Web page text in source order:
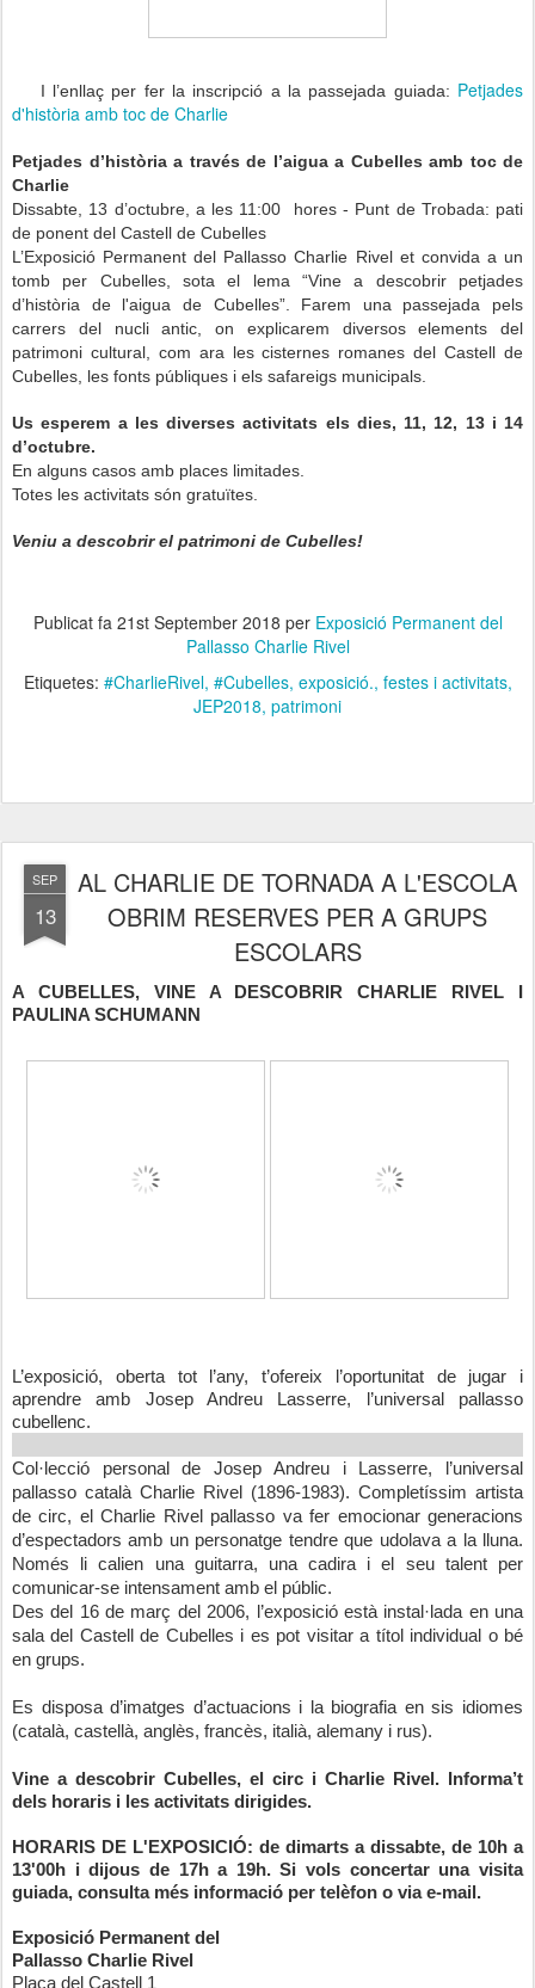
I l’enllaç per fer la inscripció a la passejada guiada: Petjades
d'història amb toc de Charlie
Petjades d’història a través de l’aigua a Cubelles amb toc de
Charlie
Dissabte, 13 d’octubre, a les 11:00 hores - Punt de Trobada: pati
de ponent del Castell de Cubelles
L’Exposició Permanent del Pallasso Charlie Rivel et convida a un
tomb per Cubelles, sota el lema “Vine a descobrir petjades
d’història de l'aigua de Cubelles”. Farem una passejada pels
carrers del nucli antic, on explicarem diversos elements del
patrimoni cultural, com ara les cisternes romanes del Castell de
Cubelles, les fonts públiques i els safareigs municipals.
Us esperem a les diverses activitats els dies, 11, 12, 13 i 14
d’octubre.
En alguns casos amb places limitades.
Totes les activitats són gratuïtes.
Veniu a descobrir el patrimoni de Cubelles!
Publicat fa 21st September 2018 per Exposició Permanent del
Pallasso Charlie Rivel
Etiquetes: #CharlieRivel #Cubelles exposició. festes i activitats
JEP2018 patrimoni
SEP
13
AL CHARLIE DE TORNADA A L'ESCOLA
OBRIM RESERVES PER A GRUPS
ESCOLARS
A CUBELLES, VINE A DESCOBRIR CHARLIE RIVEL I
PAULINA SCHUMANN
L’exposició, oberta tot l’any, t’ofereix l’oportunitat de jugar i
aprendre amb Josep Andreu Lasserre, l’universal pallasso
cubellenc.
Col·lecció personal deJosep Andreui Lasserre, l’universal
pallasso català Charlie Rivel (1896-1983). Completíssim artista
de circ, el Charlie Rivel pallasso va fer emocionar generacions
d’espectadors amb un personatge tendre que udolava a la lluna.
Només li calien una guitarra, una cadira i el seu talent per
comunicar-se intensament amb el públic.
Des del 16 de març del 2006, l’exposició està instal·lada en una
sala del Castell de Cubelles i es pot visitar a títol individual o bé
en grups.
Es disposa d’imatges d’actuacions i la biografia en sis idiomes
(català, castellà, anglès, francès, italià, alemany i rus).
Vine a descobrir Cubelles, el circ i Charlie Rivel. Informa’t
dels horaris i les activitats dirigides.
HORARIS DE L'EXPOSICIÓ: de dimarts a dissabte, de 10h a
13'00h i dijous de 17h a 19h. Si vols concertar una visita
guiada, consulta més informació per telèfon o via e-mail.
Exposició Permanent del
Pallasso Charlie Rivel
Plaça del Castell 1